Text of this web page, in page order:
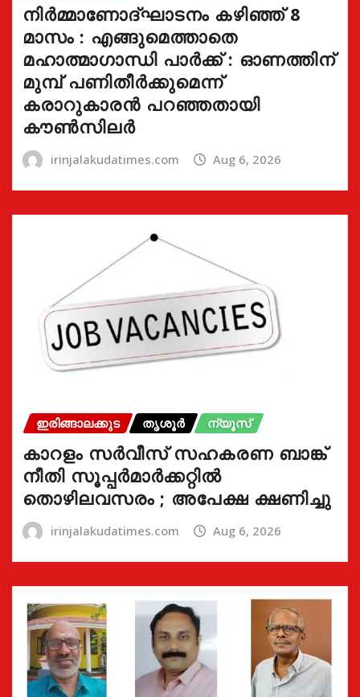
നിർമ്മാണോദ്ഘാടനം കഴിഞ്ഞ് 8
മാസം : എങ്ങുമെത്താതെ
മഹാത്മാഗാന്ധി പാർക്ക് : ഓണത്തിന്
മുമ്പ് പണിതീർക്കുമെന്ന്
കരാറുകാരൻ പറഞ്ഞതായി
കൗൺസിലർ
irinjalakudatimes.com Aug 6, 2026
ഇരിങ്ങാലക്കുട തൃശൂർ ന്യൂസ്
കാറളം സർവീസ് സഹകരണ ബാങ്ക്
നീതി സൂപ്പർമാർക്കറ്റിൽ
തൊഴിലവസരം ; അപേക്ഷ ക്ഷണിച്ചു
irinjalakudatimes.com Aug 6, 2026